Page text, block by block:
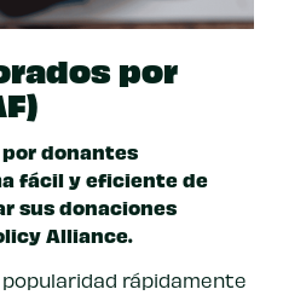
por
por donantes
fácil y eficiente de
sus donaciones
Alliance.
rápidamente